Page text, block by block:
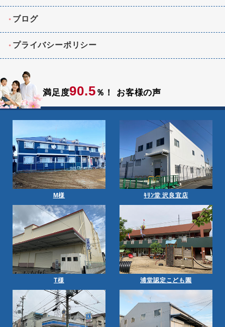
ブログ
プライバシーポリシー
満足度90.5 ％！ お客様の声
M様 ｷﾘﾝ堂 沢良宜店
T様 浦堂認定こども園